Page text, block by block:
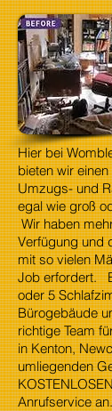
Hier bei
bieten wir
Umzugs- und
egal wie groß
Wir haben
Verfügung und
mit so vielen
Job erfordert.
oder 5
Bürogebäude
richtige Team
in Kenton,
umliegenden
Anrufservice an.